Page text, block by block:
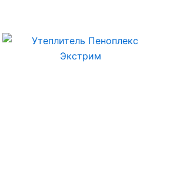
Диапазон
цен:
Этот
товар